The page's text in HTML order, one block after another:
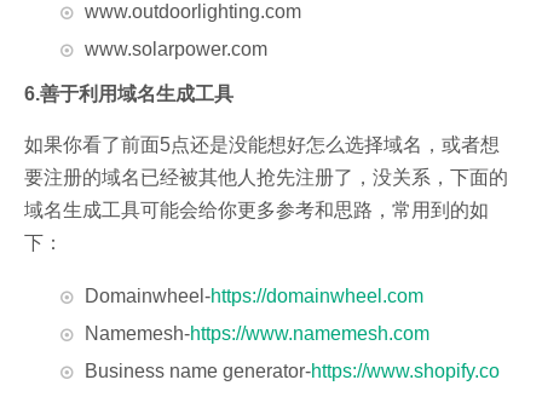
www.outdoorlighting.com
www.solarpower.com
6.善于利用域名生成工具
如果你看了前面5点还是没能想好怎么选择域名，或者想
要注册的域名已经被其他人抢先注册了，没关系，下面的
域名生成工具可能会给你更多参考和思路，常用到的如
下：
Domainwheel-https://domainwheel.com
Namemesh-https://www.namemesh.com
Business name generator-https://www.shopify.co